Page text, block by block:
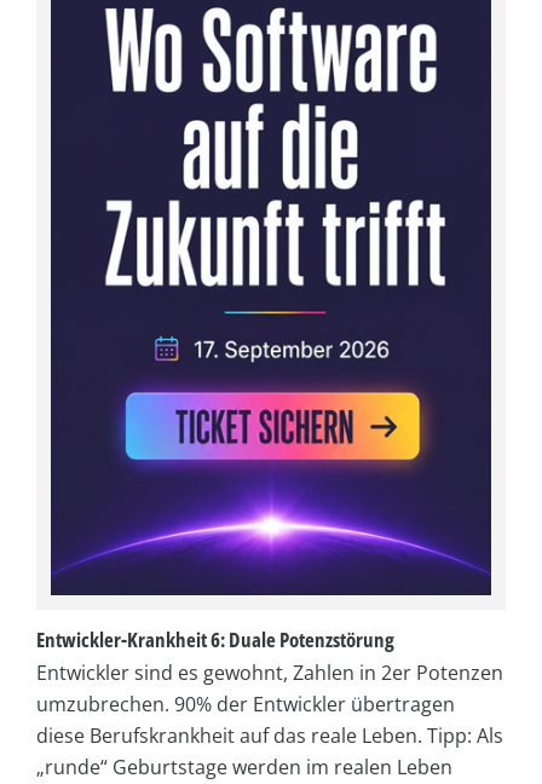
Entwickler-Krankheit 6: Duale Potenzstörung
Entwickler sind es gewohnt, Zahlen in 2er Potenzen
umzubrechen. 90% der Entwickler übertragen
diese Berufskrankheit auf das reale Leben. Tipp: Als
„runde“ Geburtstage werden im realen Leben